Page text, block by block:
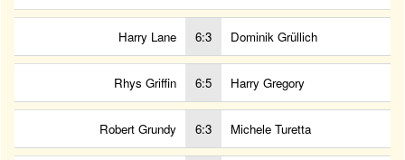
Harry Lane 6:3 Dominik Grüllich
Rhys Griffin 6:5 Harry Gregory
Robert Grundy 6:3 Michele Turetta